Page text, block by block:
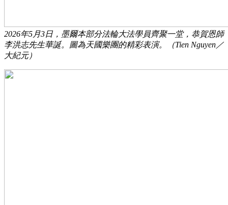
2026年5月3日，墨爾本部分法輪大法學員齊聚一堂，恭賀恩師
李洪志先生華誕。圖為天國樂團的精彩表演。（Tien Nguyen／
大紀元）